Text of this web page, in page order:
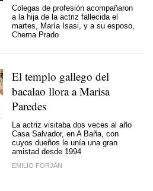
Colegas de profesión acompañaron
a la hija de la actriz fallecida el
martes, María Isasi, y a su esposo,
Chema Prado
El templo gallego del
bacalao llora a Marisa
Paredes
La actriz visitaba dos veces al año
Casa Salvador, en A Baña, con
cuyos dueños le unía una gran
amistad desde 1994
EMILIO FORJÁN